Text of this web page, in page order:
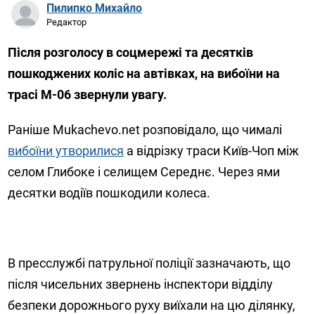
Пилипко Михайло
Редактор
Після розголосу в соцмережі та десятків
пошкоджених коліс на автівках, на вибоїни на
трасі М-06 звернули увагу.
Раніше Mukachevo.net розповідало, що чималі
вибоїни утворилися а відрізку траси Київ-Чоп між
селом Глибоке і селищем Середнє. Через ями
десятки водіїв пошкодили колеса.
В пресслужбі патрульної поліції зазначають, що
після чисельних звернень інспектори відділу
безпеки дорожнього руху виїхали на цю ділянку,